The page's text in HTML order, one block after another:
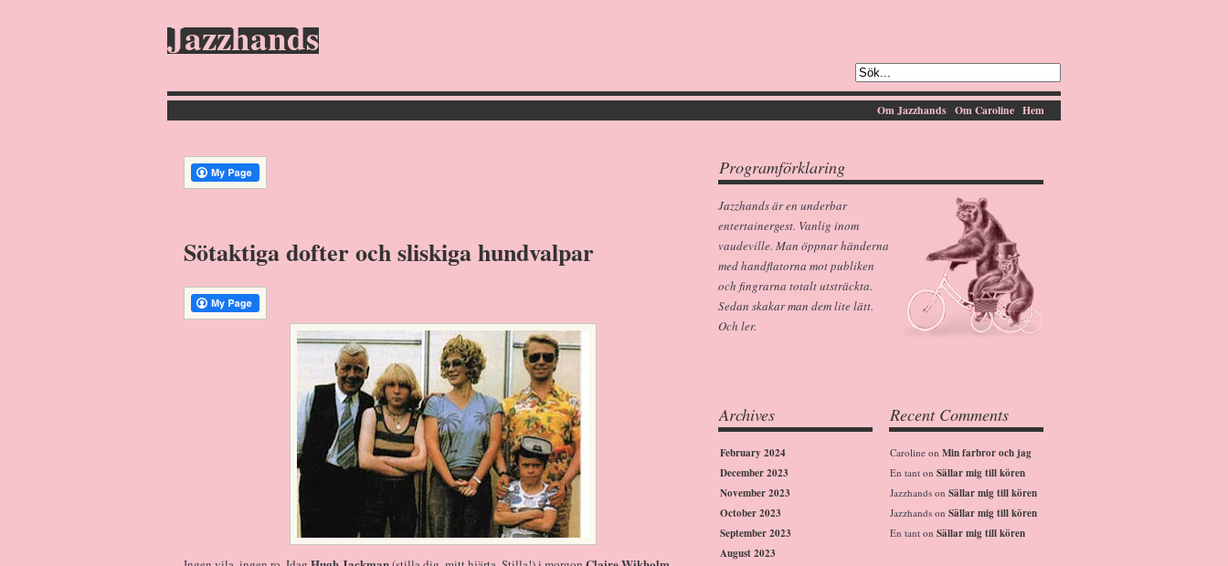
Jazzhands
Hem
Om Caroline
Om Jazzhands
Sötaktiga dofter och sliskiga hundvalpar
Programförklaring
Jazzhands är en underbar
entertainergest. Vanlig inom
vaudeville. Man öppnar händerna
med handflatorna mot publiken
och fingrarna totalt utsträckta.
Sedan skakar man dem lite lätt.
Och ler.
Archives
February 2024
December 2023
November 2023
October 2023
September 2023
August 2023
Recent Comments
Caroline on Min farbror och jag
En tant on Sällar mig till kören
Jazzhands on Sällar mig till kören
Jazzhands on Sällar mig till kören
En tant on Sällar mig till kören